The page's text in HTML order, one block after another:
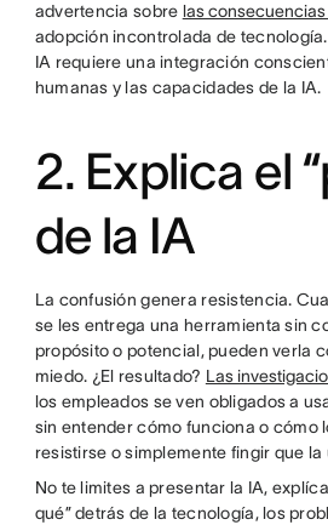
advertencia sobre las
adopción incontrolada de
IA requiere una integración
humanas y las capacidades de la IA.
2. Explica el
de la IA
La confusión genera resistencia.
se les entrega una herramienta sin
propósito o potencial, pueden verla
miedo. ¿El resultado? Las
los empleados se ven obligados a
sin entender cómo funciona o cómo
resistirse o simplemente fingir que la
No te limites a presentar la IA,
qué” detrás de la tecnología, los